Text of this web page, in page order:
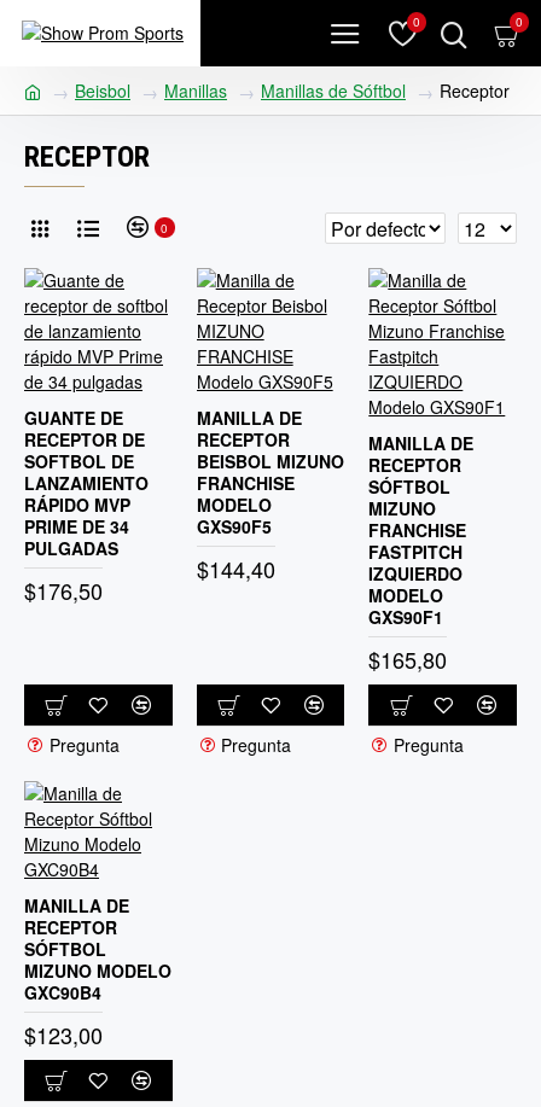
0 0
Beisbol Manillas Manillas de Sóftbol Receptor
RECEPTOR
0
GUANTE DE
RECEPTOR DE
SOFTBOL DE
LANZAMIENTO
RÁPIDO MVP
PRIME DE 34
PULGADAS
$176,50
Pregunta
MANILLA DE
RECEPTOR
BEISBOL MIZUNO
FRANCHISE
MODELO
GXS90F5
$144,40
Pregunta
MANILLA DE
RECEPTOR
SÓFTBOL
MIZUNO
FRANCHISE
FASTPITCH
IZQUIERDO
MODELO
GXS90F1
$165,80
Pregunta
MANILLA DE
RECEPTOR
SÓFTBOL
MIZUNO MODELO
GXC90B4
$123,00